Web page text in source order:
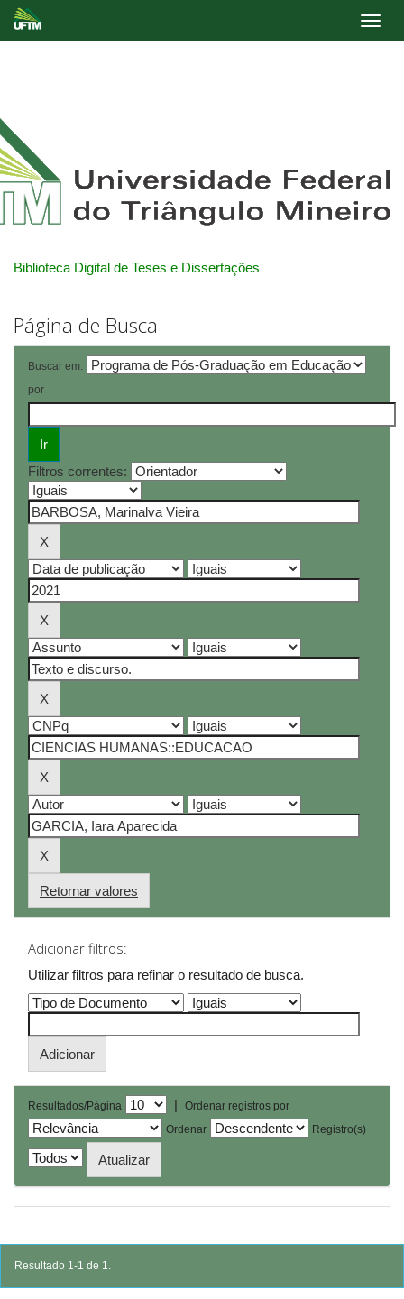
Biblioteca Digital de Teses e Dissertações
Página de Busca
Buscar em:
por
Filtros correntes:
Retornar valores
Adicionar filtros:
Utilizar filtros para refinar o resultado de busca.
Resultados/Página |
Ordenar registros por
Ordenar
Registro(s)
Resultado 1-1 de 1.